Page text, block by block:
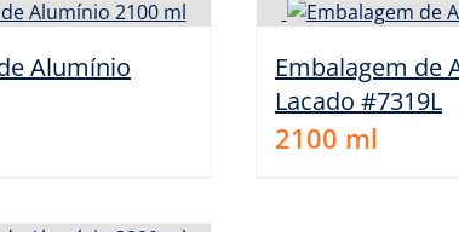
Alumínio
Embalagem de
Lacado #7319L
2100 ml